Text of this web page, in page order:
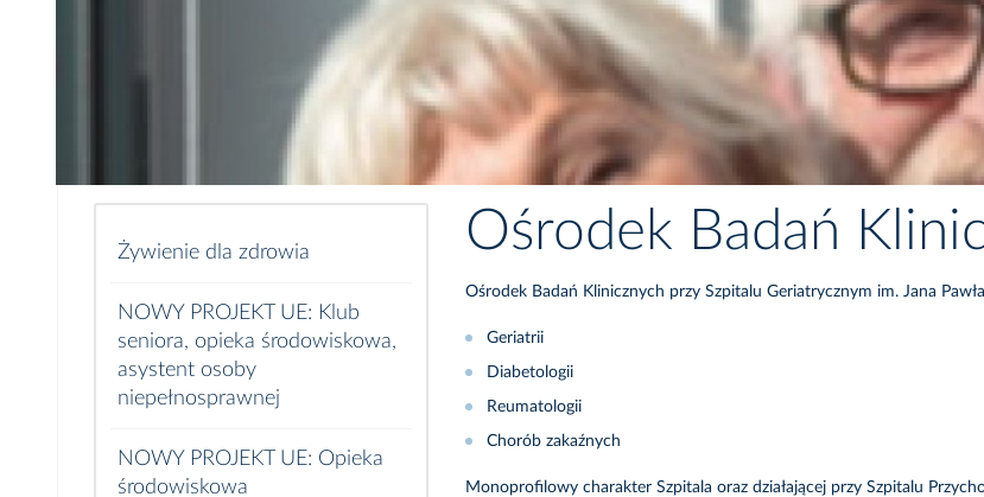
Żywienie dla zdrowia
NOWY PROJEKT UE: Klub
seniora, opieka środowiskowa,
asystent osoby
niepełnosprawnej
NOWY PROJEKT UE: Opieka
środowiskowa
Ośrodek Badań
Ośrodek Badań Klinicznych przy Szpitalu Geriatrycznym im. Jana
Geriatrii
Diabetologii
Reumatologii
Chorób zakaźnych
Monoprofilowy charakter Szpitala oraz działającej przy Szpitalu